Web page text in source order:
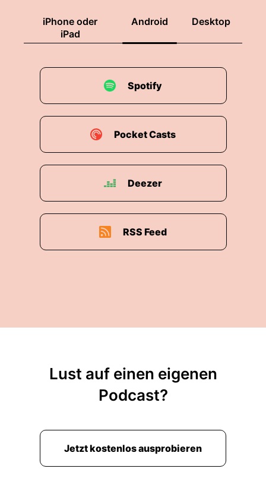
iPhone oder
iPad
Android Desktop
Spotify
Pocket Casts
Deezer
RSS Feed
Lust auf einen eigenen
Podcast?
Jetzt kostenlos ausprobieren